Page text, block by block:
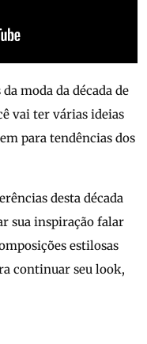
moda da década de
vai ter várias ideias
para tendências dos
desta década
sua inspiração falar
estilosas
continuar seu look,